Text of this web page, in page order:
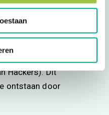
van de functies, of
normen? Daarbij
de fout in gaan
Hackers). Dit
ontstaan door